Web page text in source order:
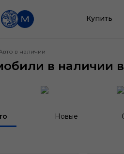
Купить
в наличии
в наличии
Новые